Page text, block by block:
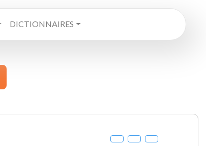
DICTIONNAIRES